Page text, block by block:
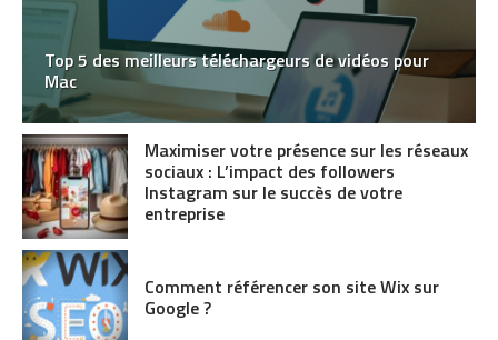
Top 5 des meilleurs téléchargeurs de vidéos pour
Mac
Maximiser votre présence sur les réseaux
sociaux : L’impact des followers
Instagram sur le succès de votre
entreprise
Comment référencer son site Wix sur
Google ?